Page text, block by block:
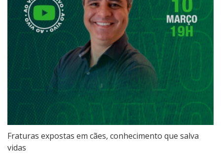
Fraturas expostas em cães, conhecimento que salva
vidas